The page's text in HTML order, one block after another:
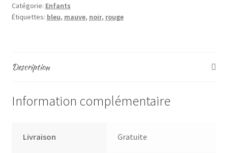
Catégorie: Enfants
Étiquettes: bleu, mauve, noir, rouge
Description
Information complémentaire
Livraison Gratuite